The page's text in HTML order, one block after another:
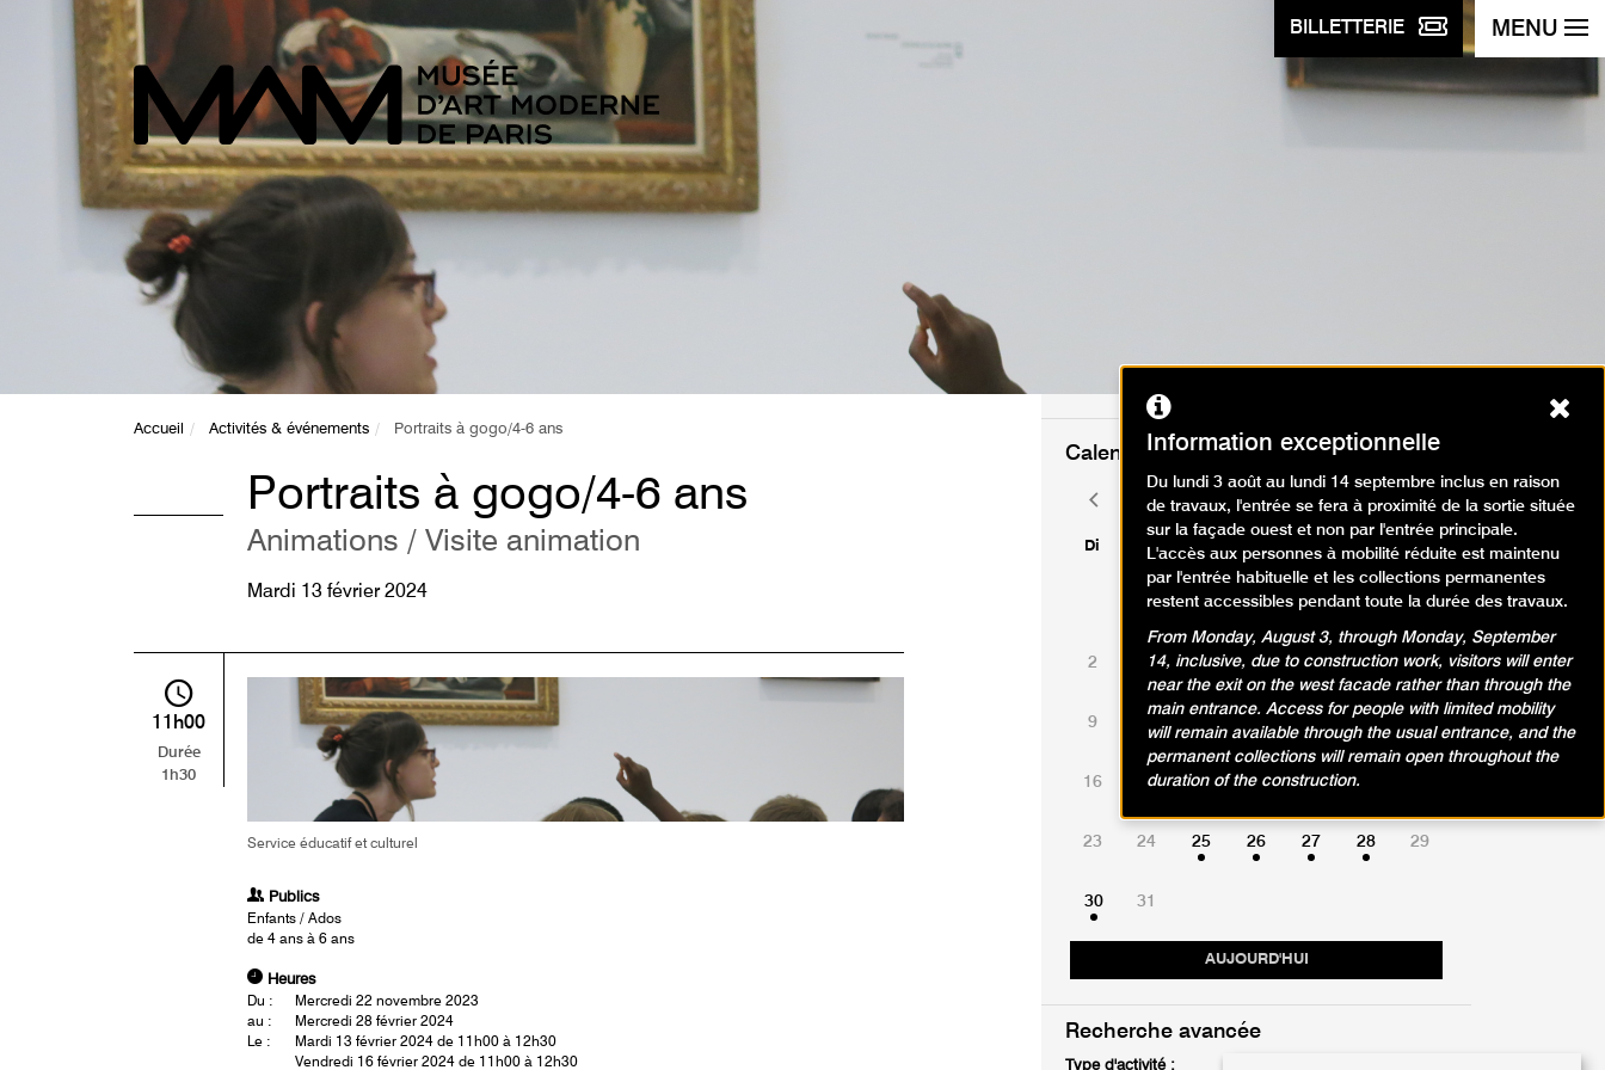
BILLETTERIE MENU
Accueil Activités & événements Portraits à gogo/4-6 ans
Portraits à gogo/4-6 ans
Animations / Visite animation
Mardi 13 février 2024
Service éducatif et culturel
11h00
Durée
1h30
Publics
Enfants / Ados
de 4 ans à 6 ans
Heures
Du :
Mercredi 22 novembre 2023
au :
Mercredi 28 février 2024
Le :
Mardi 13 février 2024 de 11h00 à 12h30
Vendredi 16 février 2024 de 11h00 à 12h30
Calendrier des événements
août 2026
Di Lu Ma Ve Sa
AUJOURD'HUI
1
2 3 4 5 6 7 8
9 12 13 14
16 17 18 19 20 21
23 24 25 26 27 28 29
30 31
Mois
précédent
Mois
suivant
Recherche avancée
Type d'activité :
Information exceptionnelle
Du lundi 3 août au lundi 14 septembre inclus en raison
de travaux, l'entrée se fera à proximité de la sortie située
sur la façade ouest et non par l'entrée principale.
L'accès aux personnes à mobilité réduite est maintenu
par l'entrée habituelle et les collections permanentes
restent accessibles pendant toute la durée des travaux.
From Monday, August 3, through Monday, September
14, inclusive, due to construction work, visitors will enter
near the exit on the west facade rather than through the
main entrance. Access for people with limited mobility
will remain available through the usual entrance, and the
permanent collections will remain open throughout the
duration of the construction.